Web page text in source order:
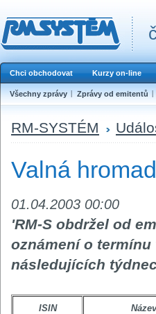
Chci obchodovat Kurzy on-line
Všechny zprávy Zprávy od emitentů
RM-SYSTÉM
Valná
01.04.2003 00:00
'RM-S obdržel od
oznámení o
následujících
ISIN Název